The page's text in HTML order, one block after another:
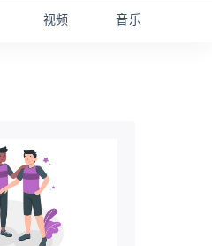
视频 音乐